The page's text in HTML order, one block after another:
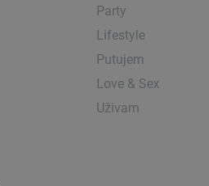
Party
Lifestyle
Putujem
Love & Sex
Uživam